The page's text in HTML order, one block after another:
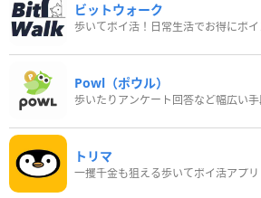
ビットウォーク
Powl（ポウル）
トリマ
一攫千金も狙える歩いてポイ活アプリ